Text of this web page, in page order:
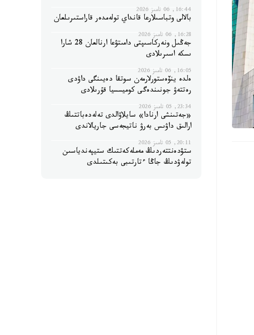
16:44, 06 تامىز 2026
بالالى وتباسىلارعا قانداي تولەمدەر قاراستىرىلعان
16:28, 06 تامىز 2026
جەڭىل ونەركاسىپتى دامىتۋعا ارنالعان 28 شارا
ىسكە اسىرىلادى
16:05, 06 تامىز 2026
ەلدە ينۆەستورلارمەن سوتقا دەيىنگى داۋدى
رەتتەۋ جونىندەگى كوميسسيا قۇرىلادى
23:34, 05 تامىز 2026
«جەتىنشى ارنادا» سايلاۋالدى تەلەدەباتتىڭ
ارالىق داۋىس بەرۋ ناتيجەسى جاريالاندى
20:11, 05 تامىز 2026
ستۋدەنتتەردىڭ مەملەكەتتىك ستيپەندياسىن
تولەۋدىڭ جاڭا ءتارتىبى بەكىتىلدى